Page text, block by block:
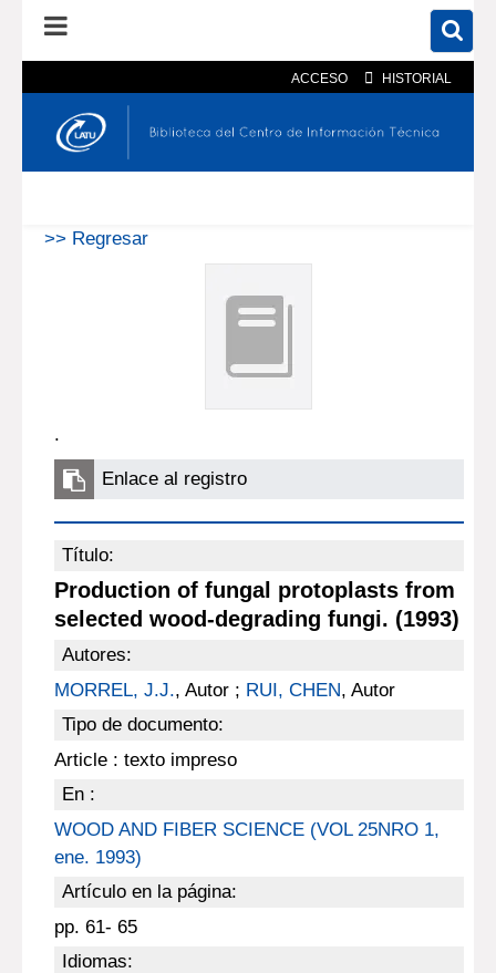
ACCESO HISTORIAL
En el catálogo En el sitio
>> Regresar
.
Enlace al registro
Título:
Production of fungal protoplasts from
selected wood-degrading fungi. (1993)
Autores:
MORREL, J.J., Autor ; RUI, CHEN, Autor
Tipo de documento:
Article : texto impreso
En :
WOOD AND FIBER SCIENCE (VOL 25NRO 1,
ene. 1993)
Artículo en la página:
pp. 61- 65
Idiomas: